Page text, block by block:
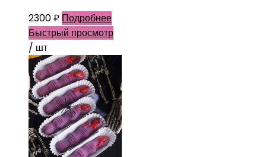
2300₽ Подробнее
Быстрый просмотр
/ шт